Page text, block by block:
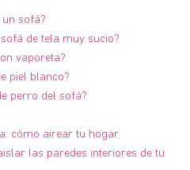
sofá?
de tela muy sucio?
vaporeta?
piel blanco?
perro del sofá?
cómo airear tu hogar
las paredes interiores de tu